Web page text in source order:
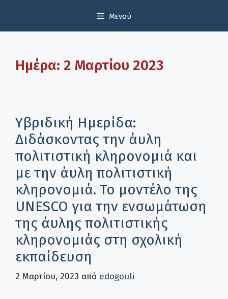
Μενού
Ημέρα: 2 Μαρτίου 2023
Υβριδική Ημερίδα:
Διδάσκοντας την άυλη
πολιτιστική κληρονομιά και
με την άυλη πολιτιστική
κληρονομιά. Το μοντέλο της
UNESCO για την ενσωμάτωση
της άυλης πολιτιστικής
κληρονομιάς στη σχολική
εκπαίδευση
2 Μαρτίου, 2023 από edogouli